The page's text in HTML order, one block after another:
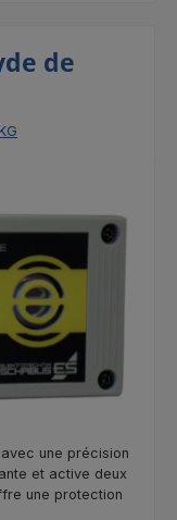
de
une précision
et active deux
une protection